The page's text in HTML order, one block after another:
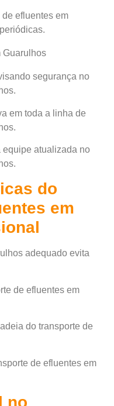
efluentes em
segurança no
em toda a linha de
equipe atualizada no
do
em
adequado evita
de efluentes em
do transporte de
de efluentes em
no